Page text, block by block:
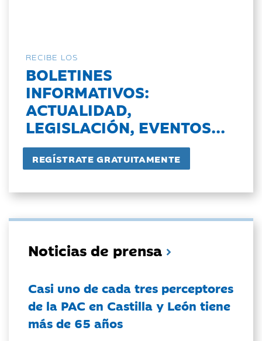
RECIBE LOS
BOLETINES
INFORMATIVOS:
ACTUALIDAD,
LEGISLACIÓN, EVENTOS...
Noticias de prensa
Casi uno de cada tres perceptores
de la PAC en Castilla y León tiene
más de 65 años